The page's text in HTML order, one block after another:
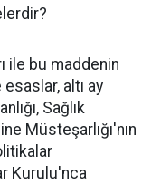
ile bu maddenin
altı ay
Sağlık
Müsteşarlığı'nın
Kurulu'nca